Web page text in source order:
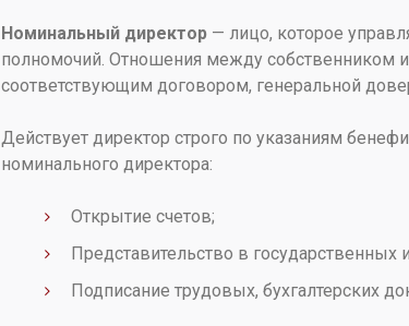
Номинальный директор — лицо, которое
полномочий. Отношения между собственником
соответствующим договором, генеральной
Действует директор строго по указаниям
номинального директора:
Открытие счетов;
Представительство в государственных
Подписание трудовых, бухгалтерских